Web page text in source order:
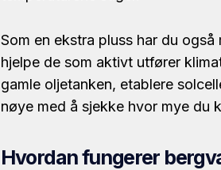
Som en ekstra pluss har du
hjelpe de som aktivt utfører
gamle oljetanken, etablere
nøye med å sjekke hvor mye du
Hvordan fungerer